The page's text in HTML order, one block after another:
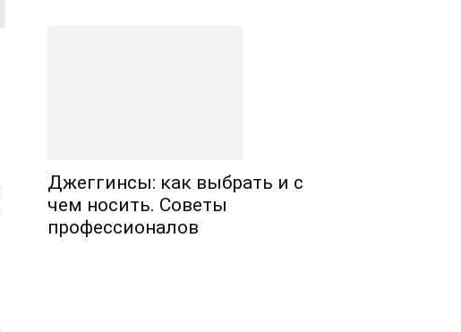
Джеггинсы: как выбрать и с
чем носить. Советы
профессионалов